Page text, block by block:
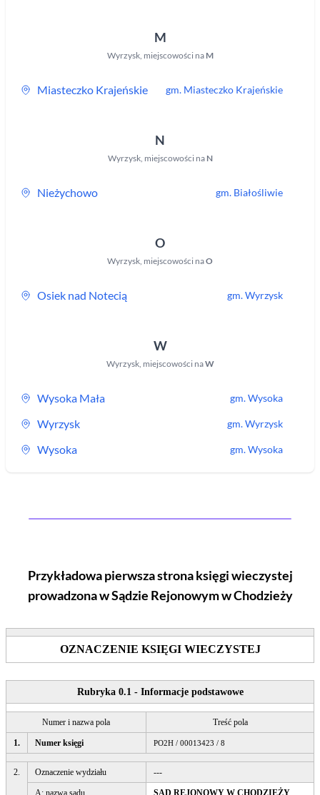
M
Wyrzysk, miejscowości na M
Miasteczko Krajeńskie gm. Miasteczko Krajeńskie
N
Wyrzysk, miejscowości na N
Nieżychowo gm. Białośliwie
O
Wyrzysk, miejscowości naO
Osiek nad Notecią gm.Wyrzysk
W
Wyrzysk, miejscowości naW
Wysoka Mała gm.Wysoka
Wyrzysk gm.Wyrzysk
Wysoka gm.Wysoka
Przykładowa pierwsza strona księgi wieczystej
prowadzona w Sądzie Rejonowymw Chodzieży
OZNACZENIE KSIĘGI WIECZYSTEJ
Rubryka 0.1 - Informacje podstawowe
Numer i nazwa pola Treść pola
1. Numer księgi PO2H / 00013423 / 8
2. Oznaczenie wydziału ---
A: nazwa sądu SĄD REJONOWY W CHODZIEŻY